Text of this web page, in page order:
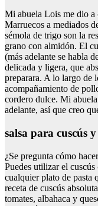
Mi abuela Lois me dio a
Marruecos a mediados
sémola de trigo son la
grano con almidón. El
(más adelante se habla
delicada y ligera, que
preparara. A lo largo de
acompañamiento de
cordero dulce. Mi
adelante, así que creo
salsa para cuscús
¿Se pregunta cómo
Puedes utilizar el
cualquier plato de pasta
receta de cuscús
tomates, albahaca y